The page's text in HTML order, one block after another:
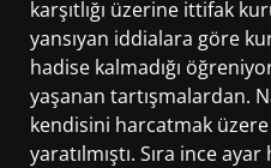
karşıtlığı üzerine ittifak
yansıyan iddialara göre
hadise kalmadığı
yaşanan tartışmalardan.
kendisini harcatmak
yaratılmıştı. Sıra ince